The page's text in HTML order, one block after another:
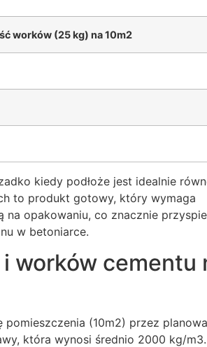
worków (25 kg) na 10m2
kiedy podłoże jest idealnie
to produkt gotowy, który wymaga
opakowaniu, co znacznie
w betoniarce.
worków cementu
(10m2) przez
która wynosi średnio 2000 kg/m3.